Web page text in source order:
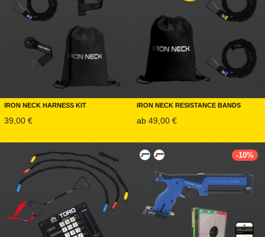
Iron Neck Harness Kit
39,00 €
Iron Neck Resistance Bands
ab 49,00 €
-10%